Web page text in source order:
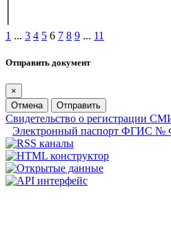
1 ... 3 4 5 6 7 8 9 ... 11
Отправить документ
×
Отмена
Отправить
Свидетельство о регистрации
Электронный паспорт ФГИС №